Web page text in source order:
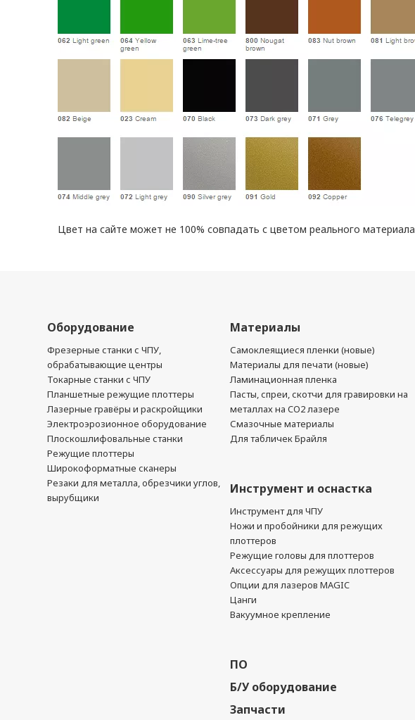
Цвет на сайте может не 100% совпадать с цветом реального материала
Оборудование
Фрезерные станки с ЧПУ,
обрабатывающие центры
Токарные станки с ЧПУ
Планшетные режущие плоттеры
Лазерные гравёры и раскройщики
Электроэрозионное оборудование
Плоскошлифовальные станки
Режущие плоттеры
Широкоформатные сканеры
Резаки для металла, обрезчики углов,
вырубщики
Материалы
Самоклеящиеся пленки (новые)
Материалы для печати (новые)
Ламинационная пленка
Пасты, спреи, скотчи для гравировки на
металлах на CO2 лазере
Смазочные материалы
Для табличек Брайля
Инструмент и оснастка
Инструмент для ЧПУ
Ножи и пробойники для режущих
плоттеров
Режущие головы для плоттеров
Аксессуары для режущих плоттеров
Опции для лазеров MAGIC
Цанги
Вакуумное крепление
ПО
Б/У оборудование
Запчасти